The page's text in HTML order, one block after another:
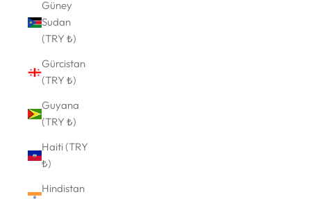
Güney
Sudan
(TRY ₺)
Gürcistan
(TRY ₺)
Guyana
(TRY ₺)
Haiti (TRY
₺)
Hindistan